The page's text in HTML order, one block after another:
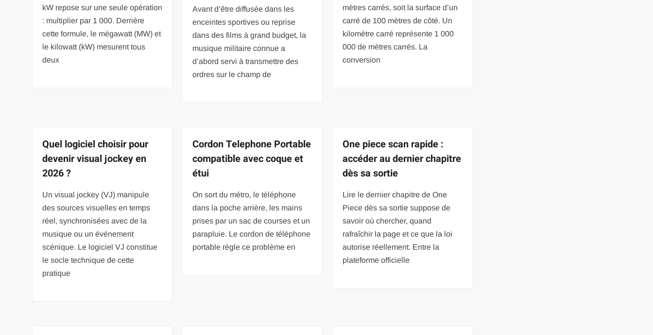
kW repose sur une seule opération
: multiplier par 1 000. Derrière
cette formule, le mégawatt (MW) et
le kilowatt (kW) mesurent tous
deux
Avant d’être diffusée dans les
enceintes sportives ou reprise
dans des films à grand budget, la
musique militaire connue a
d’abord servi à transmettre des
ordres sur le champ de
mètres carrés, soit la surface d’un
carré de 100 mètres de côté. Un
kilomètre carré représente 1 000
000 de mètres carrés. La
conversion
Quel logiciel choisir pour
devenir visual jockey en
2026 ?
Un visual jockey (VJ) manipule
des sources visuelles en temps
réel, synchronisées avec de la
musique ou un événement
scénique. Le logiciel VJ constitue
le socle technique de cette
pratique
Cordon Telephone Portable
compatible avec coque et
étui
On sort du métro, le téléphone
dans la poche arrière, les mains
prises par un sac de courses et un
parapluie. Le cordon de téléphone
portable règle ce problème en
One piece scan rapide :
accéder au dernier chapitre
dès sa sortie
Lire le dernier chapitre de One
Piece dès sa sortie suppose de
savoir où chercher, quand
rafraîchir la page et ce que la loi
autorise réellement. Entre la
plateforme officielle